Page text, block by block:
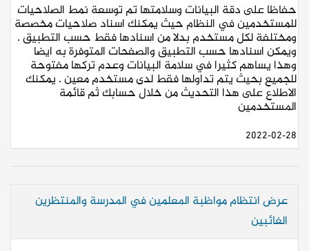
حفاظا على دقة البيانات وسلامتها تم توسعة نمط الصلاحيات
للمستخدمين في النظام حيث يمكنك اسناد صلاحيات مخصصة
ومختلفة لكل مستخدم بدلا من اسنادها فقط حسب التطبيق .
ويمكن اسنادها حسب التطبيق والصفحات المتوفرة به ايضا
وهذا يساهم كثيرا في سلامة البيانات وعدم تركها مفتوحة
للجميع بحيث يتم تداولها فقط لدى مستخدم معين . يمكنك
الاطلاع على هذا التحديث من خلال حسابك ثم قائمة
المستخدمين
2022-02-28
عرض انتظام مواظبة المعلمين في المدرسة والمنتظرين
الغائبين